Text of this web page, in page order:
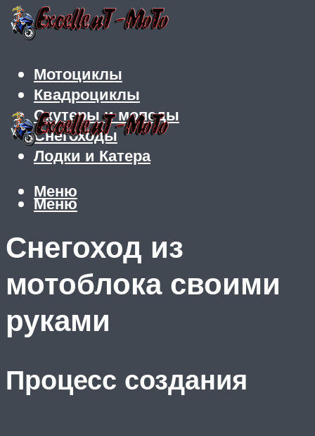
Мотоциклы
Квадроциклы
Скутеры и мопеды
Снегоходы
Лодки и Катера
Меню
Меню
Снегоход из
мотоблока своими
руками
Процесс создания